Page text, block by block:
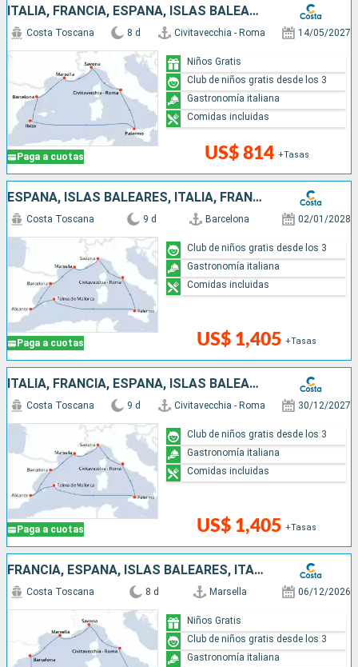
ITALIA, FRANCIA, ESPAÑA, ISLAS BALEARES
Paga a cuotas
Costa Toscana 8 d Civitavecchia - Roma 14/05/2027
US$ 814 +Tasas
Niños Gratis
Club de niños gratis desde los 3
Gastronomía italiana
Comidas incluidas
ESPAÑA, ISLAS BALEARES, ITALIA, FRANCIA
Paga a cuotas
Costa Toscana 9 d Barcelona 02/01/2028
US$ 1,405 +Tasas
Club de niños gratis desde los 3
Gastronomía italiana
Comidas incluidas
ITALIA, FRANCIA, ESPAÑA, ISLAS BALEARES
Paga a cuotas
Costa Toscana 9 d Civitavecchia - Roma 30/12/2027
US$ 1,405 +Tasas
Club de niños gratis desde los 3
Gastronomía italiana
Comidas incluidas
FRANCIA, ESPAÑA, ISLAS BALEARES, ITALIA
Costa Toscana 8 d Marsella 06/12/2026
Niños Gratis
Club de niños gratis desde los 3
Gastronomía italiana